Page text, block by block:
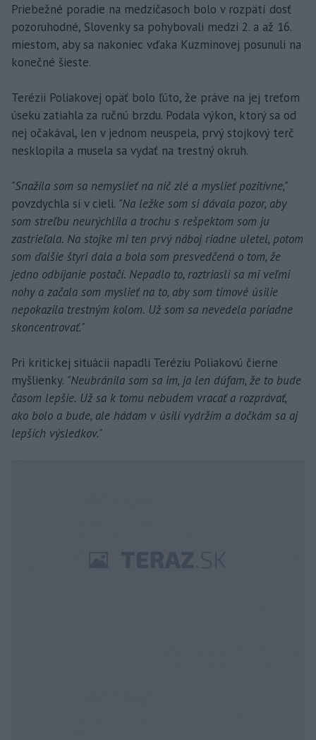
Priebežné poradie na medzičasoch bolo v rozpätí dosť
pozoruhodné, Slovenky sa pohybovali medzi 2. a až 16.
miestom, aby sa nakoniec vďaka Kuzminovej posunuli na
konečné šieste.
Terézii Poliakovej opäť bolo ľúto, že práve na jej treťom
úseku zatiahla za ručnú brzdu. Podala výkon, ktorý sa od
nej očakával, len v jednom neuspela, prvý stojkový terč
nesklopila a musela sa vydať na trestný okruh.
"Snažila som sa nemyslieť na nič zlé a myslieť pozitívne,"
povzdychla si v cieli. "Na ležke som si dávala pozor, aby
som streľbu neurýchlila a trochu s rešpektom som ju
zastrieľala. Na stojke mi ten prvý náboj riadne uletel, potom
som ďalšie štyri dala a bola som presvedčená o tom, že
jedno odbíjanie postačí. Nepadlo to, roztriasli sa mi veľmi
nohy a začala som myslieť na to, aby som tímové úsilie
nepokazila trestným kolom. Už som sa nevedela poriadne
skoncentrovať."
Pri kritickej situácii napadli Teréziu Poliakovú čierne
myšlienky. "Neubránila som sa im, ja len dúfam, že to bude
časom lepšie. Už sa k tomu nebudem vracať a rozprávať,
ako bolo a bude, ale hádam v úsilí vydržím a dočkám sa aj
lepších výsledkov."